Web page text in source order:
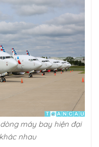
máy bay hiện đại
nhau